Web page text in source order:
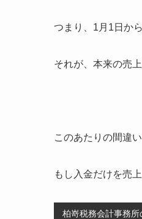
つまり、1月1日か
それが、本来の売
このあたりの間違
もし入金だけを売
柏嵜税務会計事務